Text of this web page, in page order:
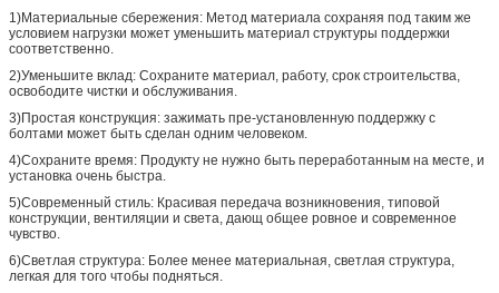
1)Материальные сбережения: Метод материала сохраняя под таким же
условием нагрузки может уменьшить материал структуры поддержки
соответственно.
2)Уменьшите вклад: Сохраните материал, работу, срок строительства,
освободите чистки и обслуживания.
3)Простая конструкция: зажимать пре-установленную поддержку с
болтами может быть сделан одним человеком.
4)Сохраните время: Продукту не нужно быть переработанным на месте, и
установка очень быстра.
5)Современный стиль: Красивая передача возникновения, типовой
конструкции, вентиляции и света, дающ общее ровное и современное
чувство.
6)Светлая структура: Более менее материальная, светлая структура,
легкая для того чтобы подняться.